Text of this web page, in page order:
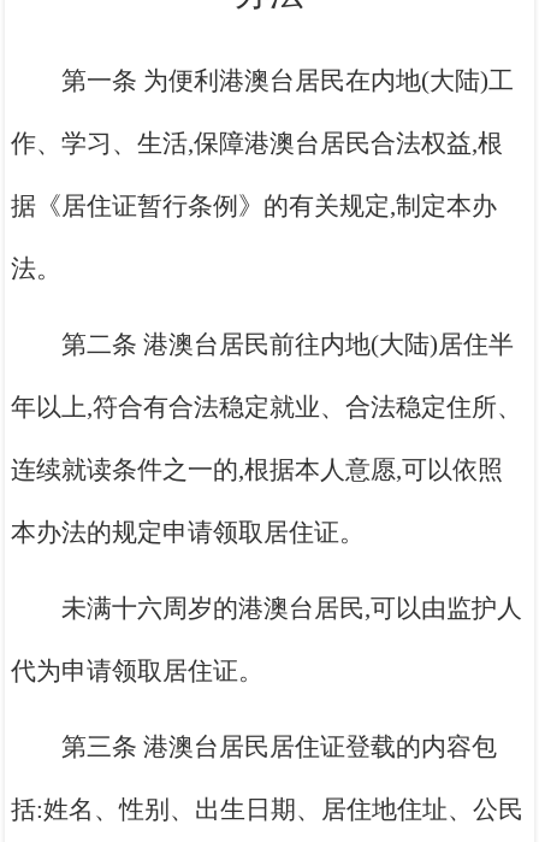
第一条 为便利港澳台居民在内地(大陆)工
作、学习、生活,保障港澳台居民合法权益,根
据《居住证暂行条例》的有关规定,制定本办
法。
第二条 港澳台居民前往内地(大陆)居住半
年以上,符合有合法稳定就业、合法稳定住所、
连续就读条件之一的,根据本人意愿,可以依照
本办法的规定申请领取居住证。
未满十六周岁的港澳台居民,可以由监护人
代为申请领取居住证。
第三条 港澳台居民居住证登载的内容包
括:姓名、性别、出生日期、居住地住址、公民